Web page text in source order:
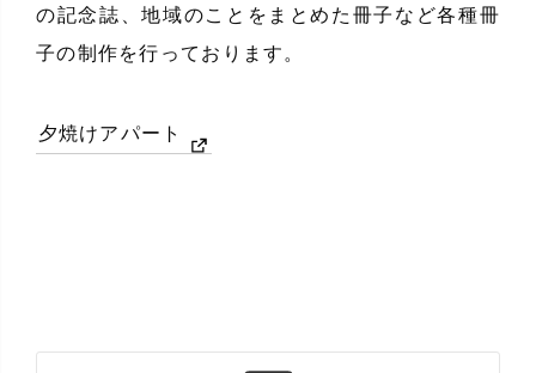
の記念誌、地域のことをまとめた冊子など各種冊
子の制作を行っております。
夕焼けアパート